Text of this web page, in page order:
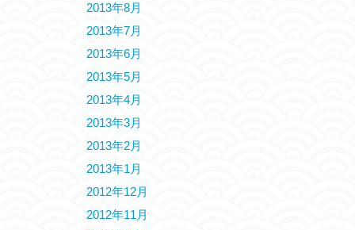
2013年8月
2013年7月
2013年6月
2013年5月
2013年4月
2013年3月
2013年2月
2013年1月
2012年12月
2012年11月